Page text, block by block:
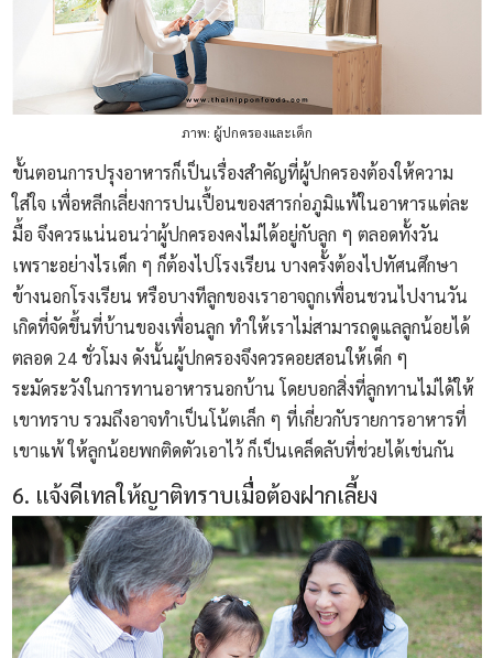
ภาพ: ผู้ปกครองและเด็ก
ขั้นตอนการปรุงอาหารก็เป็นเรื่องสำคัญที่ผู้ปกครองต้องให้ความ
ใส่ใจ เพื่อหลีกเลี่ยงการปนเปื้อนของสารก่อภูมิแพ้ในอาหารแต่ละ
มื้อ จึงควรแน่นอนว่าผู้ปกครองคงไม่ได้อยู่กับลูก ๆ ตลอดทั้งวัน
เพราะอย่างไรเด็ก ๆ ก็ต้องไปโรงเรียน บางครั้งต้องไปทัศนศึกษา
ข้างนอกโรงเรียน หรือบางทีลูกของเราอาจถูกเพื่อนชวนไปงานวัน
เกิดที่จัดขึ้นที่บ้านของเพื่อนลูก ทำให้เราไม่สามารถดูแลลูกน้อยได้
ตลอด 24 ชั่วโมง ดังนั้นผู้ปกครองจึงควรคอยสอนให้เด็ก ๆ
ระมัดระวังในการทานอาหารนอกบ้าน โดยบอกสิ่งที่ลูกทานไม่ได้ให้
เขาทราบ รวมถึงอาจทำเป็นโน้ตเล็ก ๆ ที่เกี่ยวกับรายการอาหารที่
เขาแพ้ ให้ลูกน้อยพกติดตัวเอาไว้ ก็เป็นเคล็ดลับที่ช่วยได้เช่นกัน
6. แจ้งดีเทลให้ญาติทราบเมื่อต้องฝากเลี้ยง